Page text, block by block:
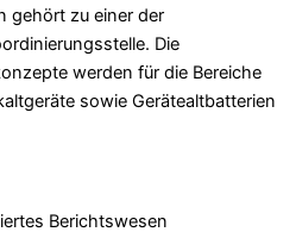
gehört zu einer der
Die
werden für die Bereiche
sowie Gerätealtbatterien
Berichtswesen